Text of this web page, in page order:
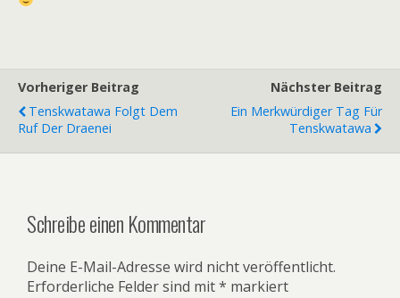
Vorheriger Beitrag
Tenskwatawa Folgt Dem
Ruf Der Draenei
Nächster Beitrag
Ein Merkwürdiger Tag Für
Tenskwatawa
Schreibe einen Kommentar
Deine E-Mail-Adresse wird nicht veröffentlicht.
Erforderliche Felder sind mit* markiert